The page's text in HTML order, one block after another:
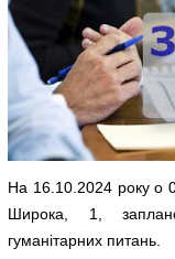
На 16.10.2024 року о
Широка, 1,
гуманітарних питань.